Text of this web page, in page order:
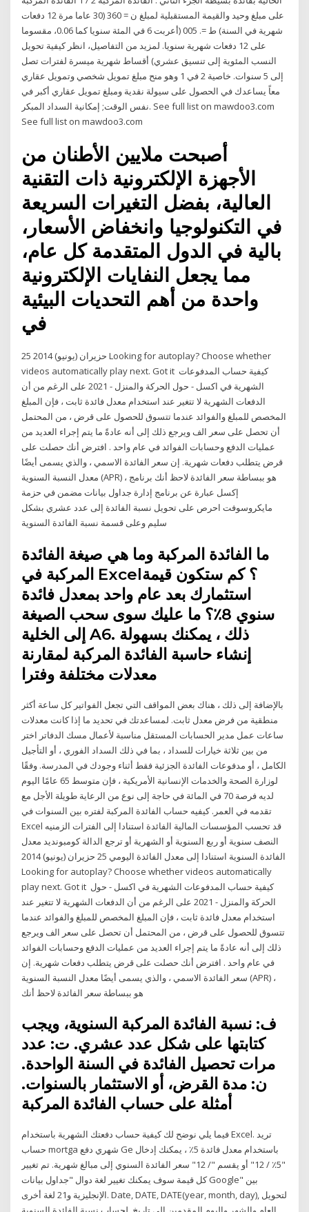
على مبلغ وحيد والقيمة المستقبلية لمبلغ ن = 360 (30 عاما مرة 12 دفعات
شهرية في السنة) ط =. 005 (أعربت 6 في المئة سنويا كما 0.06، مقسوما
على 12 دفعات شهرية سنويا. لمزيد من التفاصيل، انظر كيفية تحويل
النسب المئوية إلى تنسيق عشري) أقساط شهرية ميسرة لفترات تصل
إلى 5 سنوات. خاصية 2 في 1 وهو منح مبلغ تمويل شخصي وتمويل عقاري
معاً يساعدك في الحصول على سيولة نقدية ومبلغ تمويل عقاري أكبر في
نفس الوقت; إمكانية السداد المبكر. See full list on mawdoo3.com
See full list on mawdoo3.com
أصبحت ملايين الأطنان من
الأجهزة الإلكترونية ذات التقنية
العالية، بفضل التغيرات السريعة
في التكنولوجيا وانخفاض الأسعار،
بالية في الدول المتقدمة كل عام،
مما يجعل النفايات الإلكترونية
واحدة من أهم التحديات البيئية
في
25 حزيران (يونيو) 2014 Looking for autoplay? Choose whether
videos automatically play next. Got it كيفية حساب المدفوعات
الشهرية في اكسل - حول الحركة والمنزل - 2021 على الرغم من أن
الدفعات الشهرية لا تتغير عند استخدام معدل فائدة ثابت ، فإن المبلغ
المخصص للمبلغ والفوائد عندما تتسوق للحصول على قرض ، من المحتمل
أن تحصل على سعر الف ويرجع ذلك إلى أنه عادةً ما يتم إجراء العديد من
عمليات الدفع وحسابات الفوائد في عام واحد . افترض أنك حصلت على
قرض يتطلب دفعات شهرية. إن سعر الفائدة الاسمي ، والذي يسمى أيضًا
معدل النسبة السنوية (APR) ، هو ببساطة سعر الفائدة لاحظ أنك برنامج
إكسل عبارة عن برنامج إدارة جداول بيانات مضمن في حزمة
مايكروسوفت احرص على تحويل نسبة الفائدة إلى عدد عشري بشكل
ما الفائدة المركبة وما هي صيغة الفائدة
المركبة في Excel؟ كم ستكون قيمة
استثمارك بعد عام واحد بمعدل فائدة
سنوي 8٪؟ ما عليك سوى سحب الصيغة
إلى الخلية A6. ذلك ، يمكنك بسهولة
إنشاء حاسبة الفائدة المركبة لمقارنة
معدلات مختلفة وفترا
بالإضافة إلى ذلك ، هناك بعض المواقف التي تجعل الفواتير كل ساعة أكثر
منطقية من فرض معدل ثابت. لمساعدتك في تحديد ما إذا كانت معدلات
ساعات عمل مدير الحسابات المستقل مناسبة لأعمال مسك الدفاتر اختر
من بين ثلاثة خيارات للسداد ، بما في ذلك السداد الفوري ، أو التأجيل
الكامل ، أو مدفوعات الفائدة الجزئية فقط أثناء وجودك في المدرسة. وفقًا
لوزارة الصحة والخدمات الإنسانية الأمريكية ، فإن متوسط 65 عامًا اليوم
لديه فرصة 70 في المائة في حاجة إلى نوع من الرعاية طويلة الأجل مع
تقدمه في العمر. كيفيه حساب الفائدة المركبة لفتره بين السنوات في
Excel قد تحسب المؤسسات المالية الفائدة استنادا إلى الفترات الزمنيه
النصف سنوية أو ربع السنوية أو الشهرية أو ترجع الدالة كومبونديد معدل
الفائدة السنوية استنادا إلى معدل الفائدة اليومي 25 حزيران (يونيو) 2014
Looking for autoplay? Choose whether videos automatically
play next. Got it كيفية حساب المدفوعات الشهرية في اكسل - حول
الحركة والمنزل - 2021 على الرغم من أن الدفعات الشهرية لا تتغير عند
استخدام معدل فائدة ثابت ، فإن المبلغ المخصص للمبلغ والفوائد عندما
تتسوق للحصول على قرض ، من المحتمل أن تحصل على سعر الف ويرجع
ذلك إلى أنه عادةً ما يتم إجراء العديد من عمليات الدفع وحسابات الفوائد
في عام واحد . افترض أنك حصلت على قرض يتطلب دفعات شهرية. إن
سعر الفائدة الاسمي ، والذي يسمى أيضًا معدل النسبة السنوية (APR) ،
هو ببساطة سعر الفائدة لاحظ أنك
ف: نسبة الفائدة المركبة السنوية، ويجب
كتابتها على شكل عدد عشري. ت: عدد
مرات تحصيل الفائدة في السنة الواحدة.
ن: مدة القرض، أو الاستثمار بالسنوات.
أمثلة على حساب الفائدة المركبة
فيما يلي نوضح لك كيفية حساب دفعتك الشهرية باستخدام Excel. تريد
حساب mortga شهري دفع Ge باستخدام معدل فائدة 5٪ ، يمكنك إدخال
"5٪ / 12" أو يقسم "/ 12" سعر الفائدة السنوي إلى مبالغ شهرية. تم تغيير
كل قيمة سوف يمكنك تغيير لغة دوال "جداول بيانات Google" بين
الإنجليزية و21 لغة أخرى. Date, DATE, DATE(year, month, day), لتحويل